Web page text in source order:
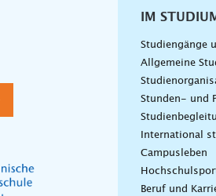
IM
Studiengänge
Allgemeine
Stunden- und
International
Campusleben
Beruf und